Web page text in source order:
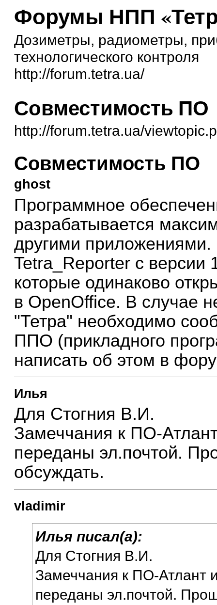
Форумы НПП
Дозиметры, радиометры,
технологического контроля
http://forum.tetra.ua/
Совместимость ПО
http://forum.tetra.ua/
Совместимость ПО
ghost
Программное
разрабатывается
другими
Tetra_Reporter с версии
которые одинаково
в OpenOffice. В случае
"Тетра" необходимо
ППО (прикладного
написать об этом в
Илья
Для Стогния В.И.
Замеччания к ПО-
переданы эл.почтой.
обсуждать.
vladimir
Илья писал(а):
Для Стогния В.И.
Замеччания к ПО-Атлант
переданы эл.почтой.